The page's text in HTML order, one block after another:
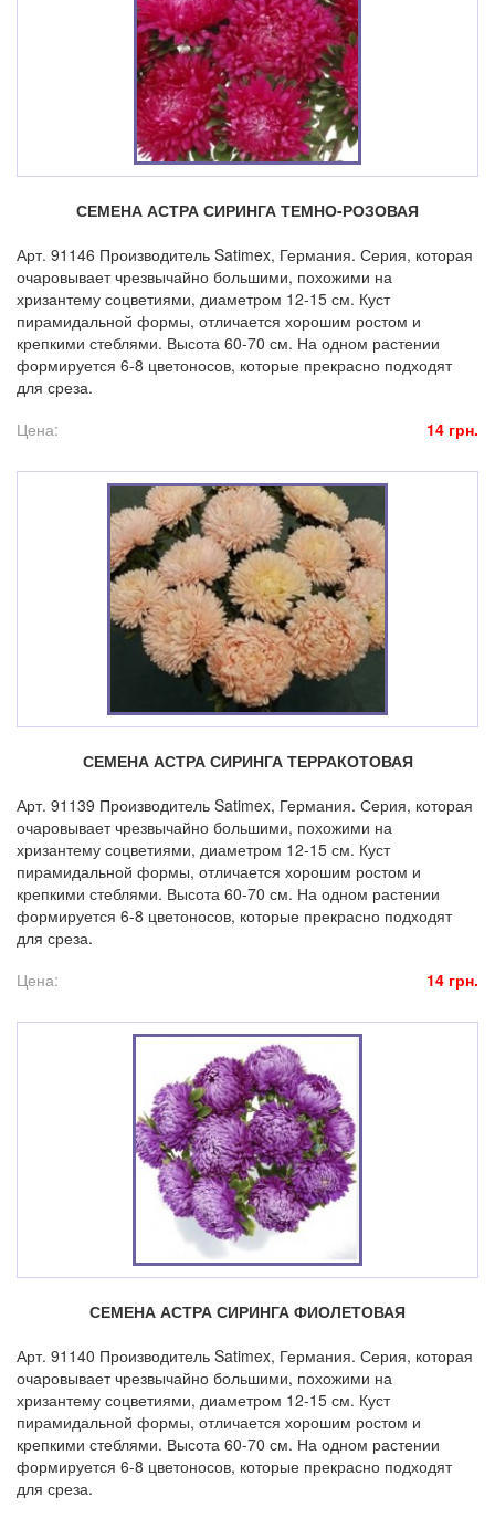
СЕМЕНА АСТРА СИРИНГА ТЕМНО-РОЗОВАЯ
Арт. 91146 Производитель Satimex, Германия. Серия, которая
очаровывает чрезвычайно большими, похожими на
хризантему соцветиями, диаметром 12-15 см. Куст
пирамидальной формы, отличается хорошим ростом и
крепкими стеблями. Высота 60-70 см. На одном растении
формируется 6-8 цветоносов, которые прекрасно подходят
для среза.
Цена:
14 грн.
СЕМЕНА АСТРА СИРИНГА ТЕРРАКОТОВАЯ
Арт. 91139 Производитель Satimex, Германия. Серия, которая
очаровывает чрезвычайно большими, похожими на
хризантему соцветиями, диаметром 12-15 см. Куст
пирамидальной формы, отличается хорошим ростом и
крепкими стеблями. Высота 60-70 см. На одном растении
формируется 6-8 цветоносов, которые прекрасно подходят
для среза.
Цена:
14 грн.
СЕМЕНА АСТРА СИРИНГА ФИОЛЕТОВАЯ
Арт. 91140 Производитель Satimex, Германия. Серия, которая
очаровывает чрезвычайно большими, похожими на
хризантему соцветиями, диаметром 12-15 см. Куст
пирамидальной формы, отличается хорошим ростом и
крепкими стеблями. Высота 60-70 см. На одном растении
формируется 6-8 цветоносов, которые прекрасно подходят
для среза.